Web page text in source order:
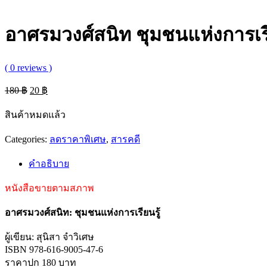
อาศรมวงศ์สนิท ชุมชนแห่งการเ
( 0 reviews )
180฿ Original
price
20 ฿
price
สินค้าหมดแล้ว
Categories: ลดราคาพิเศษ, สารคดี
คำอธิบาย
หนังสือขายตามสภาพ
อาศรมวงศ์สนิท: ชุมชนแห่งการเรียนรู้
ผู้เขียน: สุนิสา จำวิเศษ
ISBN 978-616-9005-47-6
ราคาปก 180 บาท